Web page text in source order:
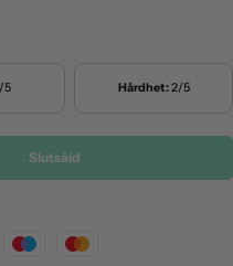
5 Hårdhet:2/5
Svenskt Hjortskinn
- Svenskt
Slutsåld